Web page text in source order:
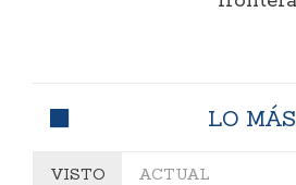
LO MÁS
VISTO ACTUAL